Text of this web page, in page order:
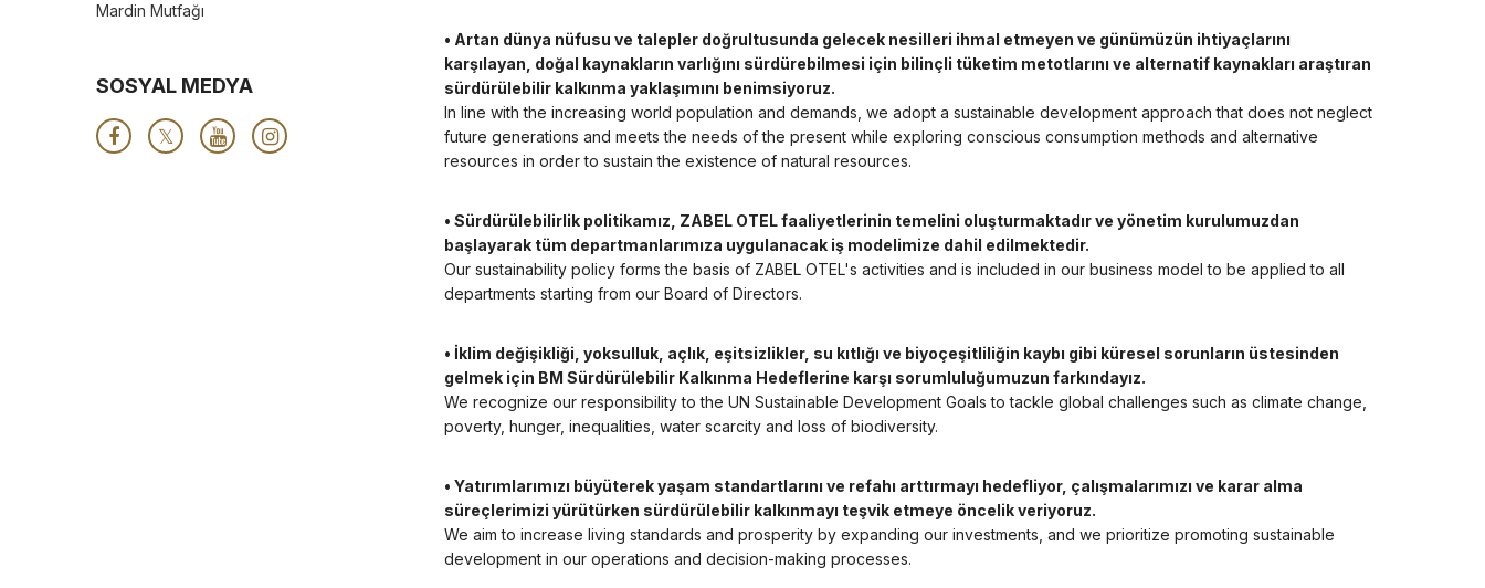
• Artan dünya nüfusu ve talepler doğrultusunda gelecek nesilleri ihmal etmeyen ve günümüzün ihtiyaçlarını
karşılayan, doğal kaynakların varlığını sürdürebilmesi için bilinçli tüketim metotlarını ve alternatif kaynakları araştıran
sürdürülebilir kalkınma yaklaşımını benimsiyoruz.
In line with the increasing world population and demands, we adopt a sustainable development approach that does not neglect
future generations and meets the needs of the present while exploring conscious consumption methods and alternative
resources in order to sustain the existence of natural resources.
• Sürdürülebilirlik politikamız, ZABEL OTEL faaliyetlerinin temelini oluşturmaktadır ve yönetim kurulumuzdan
başlayarak tüm departmanlarımıza uygulanacak iş modelimize dahil edilmektedir.
Our sustainability policy forms the basis of ZABEL OTEL's activities and is included in our business model to be applied to all
departments starting from our Board of Directors.
• İklim değişikliği, yoksulluk, açlık, eşitsizlikler, su kıtlığı ve biyoçeşitliliğin kaybı gibi küresel sorunların üstesinden
gelmek için BM Sürdürülebilir Kalkınma Hedeflerine karşı sorumluluğumuzun farkındayız.
We recognize our responsibility to the UN Sustainable Development Goals to tackle global challenges such as climate change,
poverty, hunger, inequalities, water scarcity and loss of biodiversity.
• Yatırımlarımızı büyüterek yaşam standartlarını ve refahı arttırmayı hedefliyor, çalışmalarımızı ve karar alma
süreçlerimizi yürütürken sürdürülebilir kalkınmayı teşvik etmeye öncelik veriyoruz.
We aim to increase living standards and prosperity by expanding our investments, and we prioritize promoting sustainable
development in our operations and decision-making processes.
Mardin Mutfağı
SOSYAL MEDYA